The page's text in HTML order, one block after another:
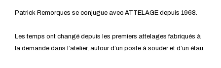
Patrick Remorques se conjugue avec ATTELAGE depuis 1968.
Les temps ont changé depuis les premiers attelages fabriqués à
la demande dans l’atelier, autour d’un poste à souder et d’un étau.